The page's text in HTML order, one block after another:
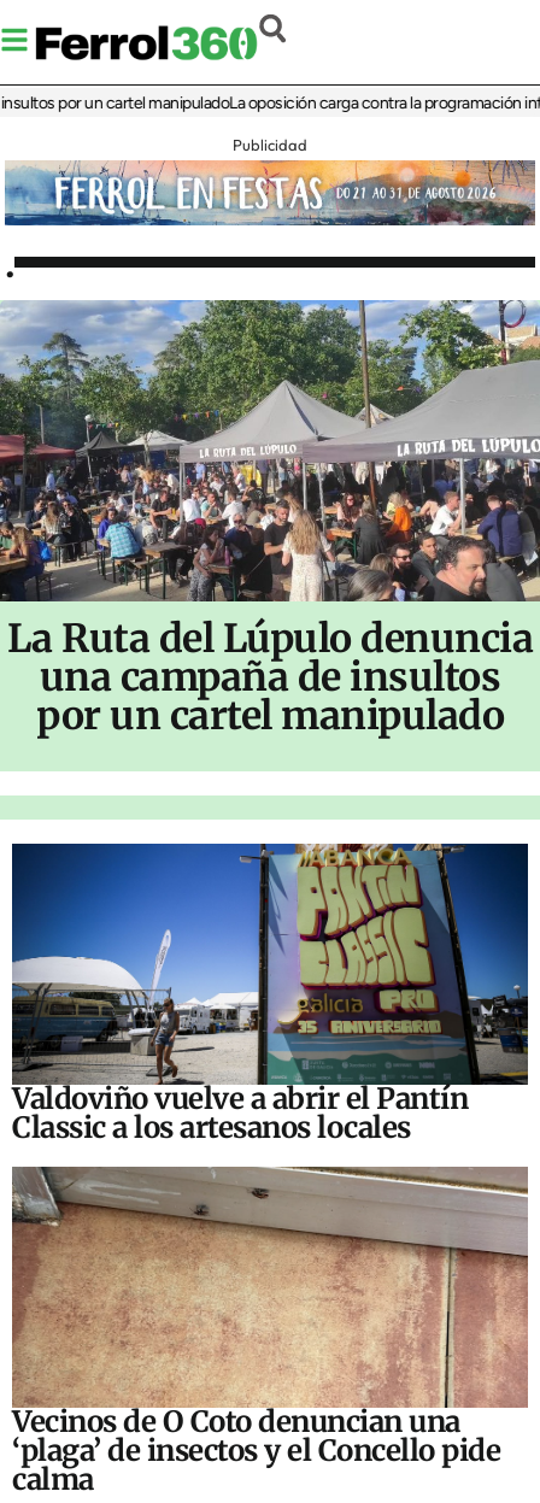
por un cartel manipuladoLa oposición carga contra la programación infantil
Publicidad
.
La Ruta del Lúpulo denuncia
una campaña de insultos
por un cartel manipulado
Valdoviño vuelve a abrir el Pantín
Classic a los artesanos locales
Vecinos de O Coto denuncian una
‘plaga’ de insectos y el Concello pide
calma